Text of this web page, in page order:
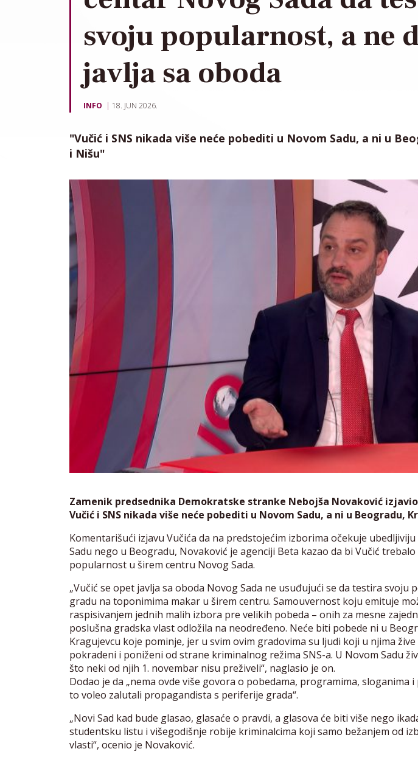
svoju popularnost, a ne
javlja sa oboda
INFO 18. JUN 2026.
"Vučić i SNS nikada više neće pobediti u Novom Sadu, a ni u
i Nišu"
Zamenik predsednika Demokratske stranke Nebojša Novaković
Vučić i SNS nikada više neće pobediti u Novom Sadu, a ni u Beogradu,
Komentarišući izjavu Vučića da na predstojećim izborima očekuje
Sadu nego u Beogradu, Novaković je agenciji Beta kazao da bi Vučić
popularnost u širem centru Novog Sada.
„Vučić se opet javlja sa oboda Novog Sada ne usuđujući se da testira svoju
gradu na toponimima makar u širem centru. Samouvernost koju emituje
raspisivanjem jednih malih izbora pre velikih pobeda – onih za mesne
poslušna gradska vlast odložila na neodređeno. Neće biti pobede ni u
Kragujevcu koje pominje, jer u svim ovim gradovima su ljudi koji u njima
pokradeni i poniženi od strane kriminalnog režima SNS-a. U Novom Sadu
što neki od njih 1. novembar nisu preživeli“, naglasio je on.
Dodao je da „nema ovde više govora o pobedama, programima, sloganima
to voleo zalutali propagandista s periferije grada“.
„Novi Sad kad bude glasao, glasaće o pravdi, a glasova će biti više nego
studentsku listu i višegodišnje robije kriminalcima koji samo bežanjem od
vlasti“, ocenio je Novaković.